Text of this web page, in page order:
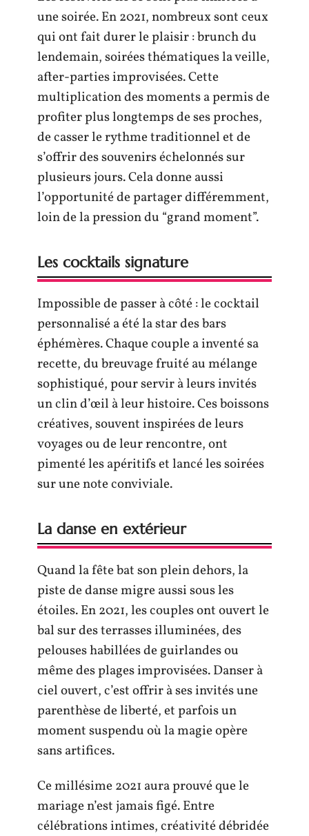
une soirée. En 2021, nombreux sont ceux
qui ont fait durer le plaisir : brunch du
lendemain, soirées thématiques la veille,
after-parties improvisées. Cette
multiplication des moments a permis de
profiter plus longtemps de ses proches,
de casser le rythme traditionnel et de
s’offrir des souvenirs échelonnés sur
plusieurs jours. Cela donne aussi
l’opportunité de partager différemment,
loin de la pression du “grand moment”.
Les cocktails signature
Impossible de passer à côté : le cocktail
personnalisé a été la star des bars
éphémères. Chaque couple a inventé sa
recette, du breuvage fruité au mélange
sophistiqué, pour servir à leurs invités
un clin d’œil à leur histoire. Ces boissons
créatives, souvent inspirées de leurs
voyages ou de leur rencontre, ont
pimenté les apéritifs et lancé les soirées
sur une note conviviale.
La danse en extérieur
Quand la fête bat son plein dehors, la
piste de danse migre aussi sous les
étoiles. En 2021, les couples ont ouvert le
bal sur des terrasses illuminées, des
pelouses habillées de guirlandes ou
même des plages improvisées. Danser à
ciel ouvert, c’est offrir à ses invités une
parenthèse de liberté, et parfois un
moment suspendu où la magie opère
sans artifices.
Ce millésime 2021 aura prouvé que le
mariage n’est jamais figé. Entre
célébrations intimes, créativité débridée